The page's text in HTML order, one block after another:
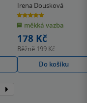
Irena Dousková
5.0
z
5
hvězdiček
měkká vazba
178 Kč
Běžně 199 Kč
Do košíku